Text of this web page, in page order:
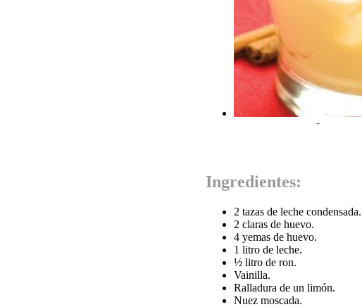
-
Ingredientes:
2 tazas de leche condensada.
2 claras de huevo.
4 yemas de huevo.
1 litro de leche.
½ litro de ron.
Vainilla.
Ralladura de un limón.
Nuez moscada.